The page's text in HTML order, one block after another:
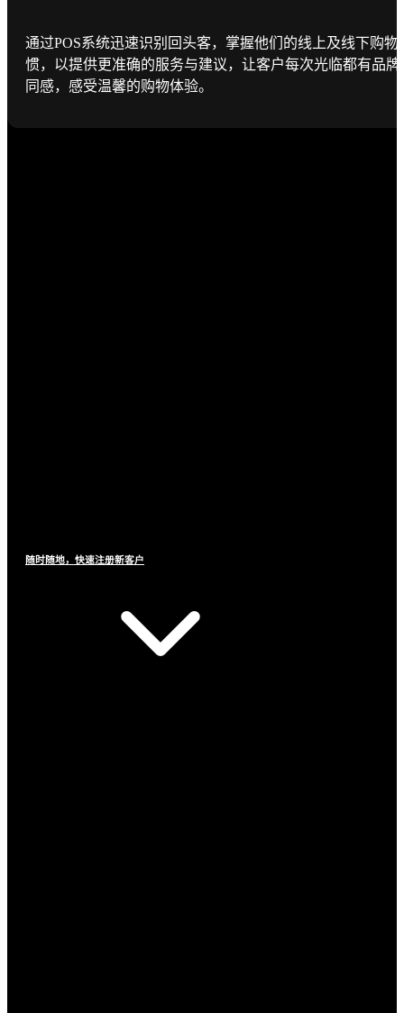
通过POS系统迅速识别回头客，掌握他们的线上及线下购物
惯，以提供更准确的服务与建议，让客户每次光临都有品牌
同感，感受温馨的购物体验。
随时随地，快速注册新客户